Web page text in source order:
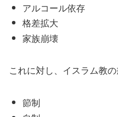
アルコール依存
格差拡大
家族崩壊
これに対し、イスラム教
節制